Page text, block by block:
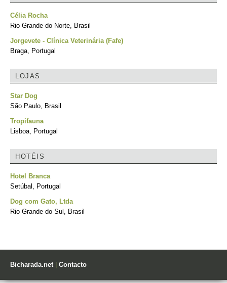
Célia Rocha
Rio Grande do Norte, Brasil
Jorgevete - Clínica Veterinária (Fafe)
Braga, Portugal
LOJAS
Star Dog
São Paulo, Brasil
Tropifauna
Lisboa, Portugal
HOTÉIS
Hotel Branca
Setúbal, Portugal
Dog com Gato, Ltda
Rio Grande do Sul, Brasil
Bicharada.net| Contacto